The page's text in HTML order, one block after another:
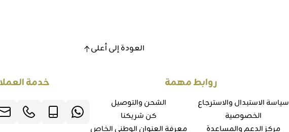
العودة إلى أعلى
روابط مهمة
سياسة الاستبدال والاسترجاع
الخصوصية
مركز الدعم والمساعدة
الشحن والتوصيل
كن شريكنا
معرفة العنوان الوطني الخاص
خدمة